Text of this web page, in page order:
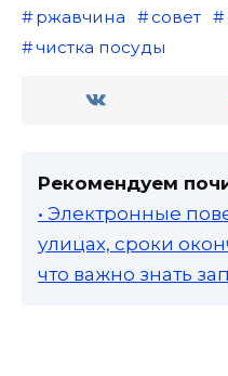
ржавчина
совет
чистка посуды
Рекомендуем
• Электронные
улицах, сроки
что важно знать